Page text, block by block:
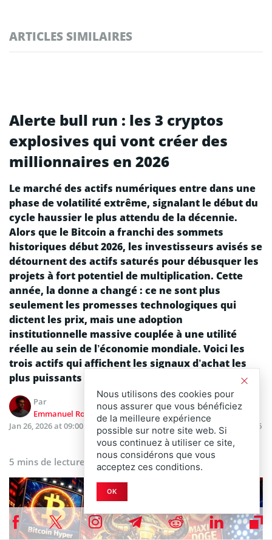
ARTICLES SIMILAIRES
Alerte bull run : les 3 cryptos
explosives qui vont créer des
millionnaires en 2026
Le marché des actifs numériques entre dans une
phase de volatilité extrême, signalant le début du
cycle haussier le plus attendu de la décennie.
Alors que le Bitcoin a franchi des sommets
historiques début 2026, les investisseurs avisés se
détournent des actifs saturés pour débusquer les
projets à fort potentiel de multiplication. Cette
année, la donne a changé : ce ne sont plus
seulement les promesses technologiques qui
dictent les prix, mais une adoption
institutionnelle massive couplée à une utilité
réelle au sein de l’économie mondiale. Voici les
trois actifs qui affichent les signaux d’achat les
plus puissants pour les mois à venir.
Par
Emmanuel Roux
Jan 26, 2026 at 09:00 AM
Dernière mise à jour Jan 22, 2026
at 10:16 AM
5 mins de lecture
Nous utilisons des cookies pour
nous assurer que vous bénéficiez
de la meilleure expérience
possible sur notre site web. Si
vous continuez à utiliser ce site,
nous considérons que vous
acceptez ces conditions.
OK